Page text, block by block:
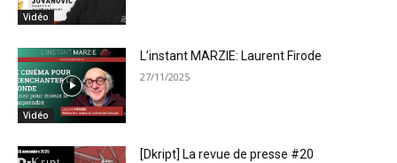
Vidéo
Vidéo
L’instant MARZIE: Laurent Firode
27/11/2025
[Dkript] La revue de presse #20